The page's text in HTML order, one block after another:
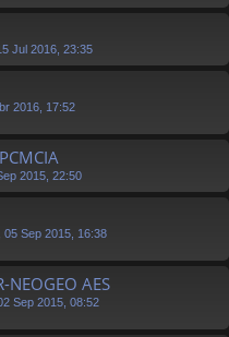
Jul 2016, 23:35
2016, 17:52
2015, 22:50
05 Sep 2015, 16:38
NEOGEO AES
Sep 2015, 08:52